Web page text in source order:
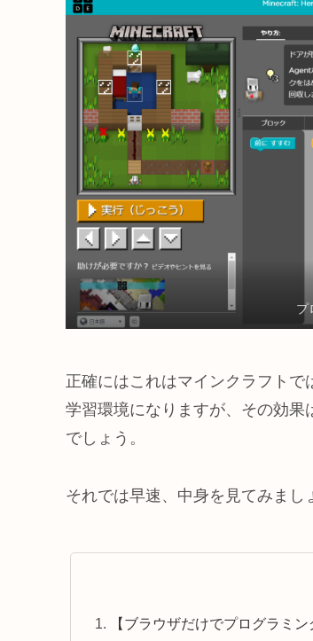
プ
正確にはこれはマインクラフト
学習環境になりますが、その効果
でしょう。
それでは早速、中身を見てみまし
【ブラウザだけでプログラミ